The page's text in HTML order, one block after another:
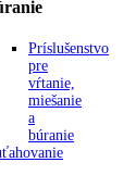
Príslušenstvo
pre
vŕtanie,
miešanie
a
búranie